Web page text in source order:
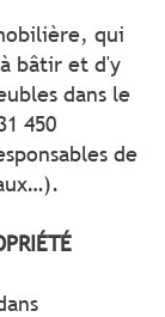
qui
bâtir et d'y
dans le
450
de